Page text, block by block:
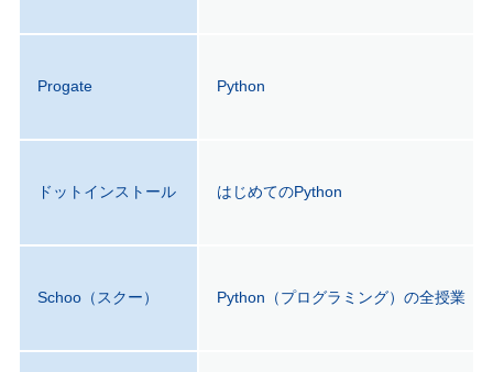
Progate Python
ドットインストール はじめてのPython
Schoo（スクー） Python（プログラミング）の全授業